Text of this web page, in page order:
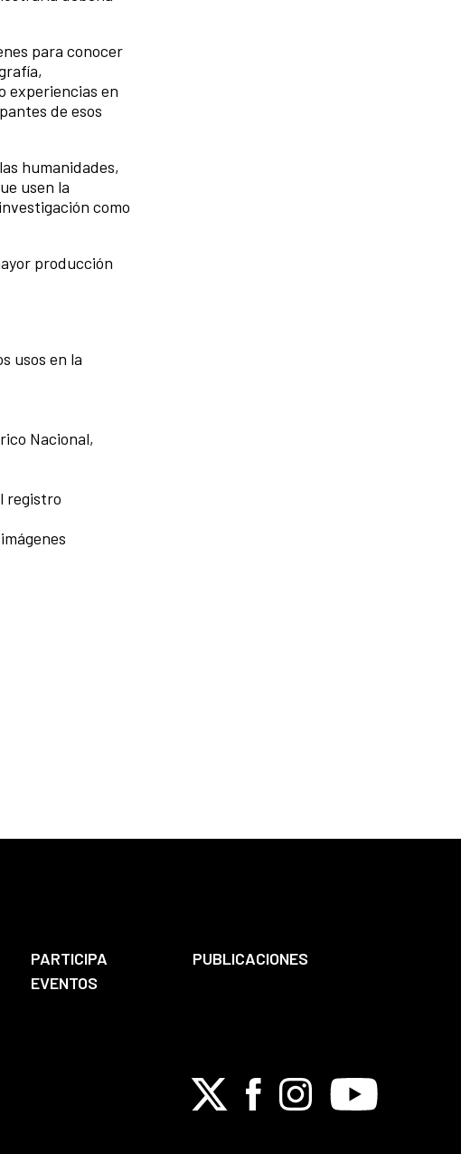
para conocer
experiencias en
de esos
humanidades,
usen la
como
producción
usos en la
Nacional,
registro
PARTICIPA
PUBLICACIONES
EVENTOS
X FacebookInstagramYoutube